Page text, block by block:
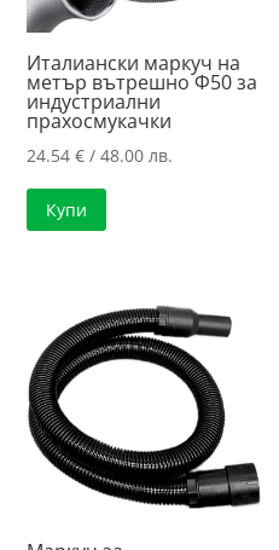
Италиански маркуч на
метър вътрешно Ф50 за
индустриални
прахосмукачки
24.54€ / 48.00 лв.
Купи